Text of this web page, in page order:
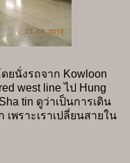
ยนั่งรถจาก Kowloon
west line ไป Hung
tin ดูว่าเป็นการเดิน
เพราะเราเปลี่ยนสายใน